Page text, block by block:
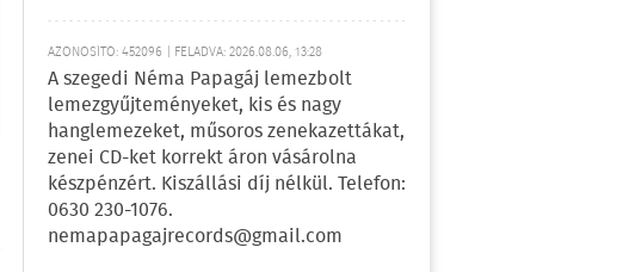
AZONOSÍTÓ: 452096 | FELADVA: 2026.08.06, 13:28
A szegedi Néma Papagáj lemezbolt
lemezgyűjteményeket, kis és nagy
hanglemezeket, műsoros zenekazettákat,
zenei CD-ket korrekt áron vásárolna
készpénzért. Kiszállási díj nélkül. Telefon:
0630 230-1076.
nemapapagajrecords@gmail.com